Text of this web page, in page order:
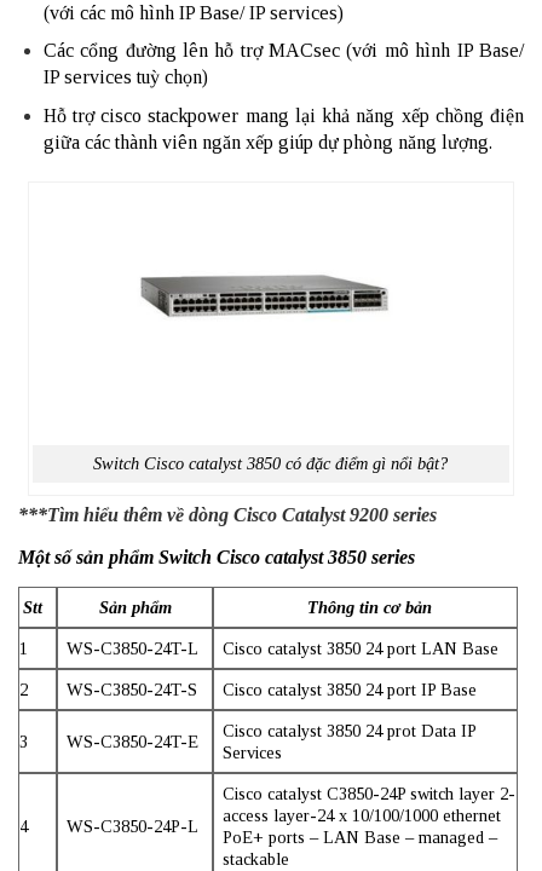
(với các mô hình IP Base/ IP services)
Các cổng đường lên hỗ trợ MACsec (với mô hình IP Base/
IP services tuỳ chọn)
Hỗ trợ cisco stackpower mang lại khả năng xếp chồng điện
giữa các thành viên ngăn xếp giúp dự phòng năng lượng.
Switch Cisco catalyst 3850 có đặc điểm gì nổi bật?
***Tìm hiểu thêm về dòng Cisco Catalyst 9200 series
Một số sản phẩm Switch Cisco catalyst 3850 series
Stt Sản phẩm Thông tin cơ bản
1 WS-C3850-24T-L Cisco catalyst 3850 24 port LAN Base
2 WS-C3850-24T-S Cisco catalyst 3850 24 port IP Base
3 WS-C3850-24T-E
Cisco catalyst 3850 24 prot Data IP
Services
4 WS-C3850-24P-L
Cisco catalyst C3850-24P switch layer 2-
access layer-24 x 10/100/1000 ethernet
PoE+ ports – LAN Base – managed –
stackable